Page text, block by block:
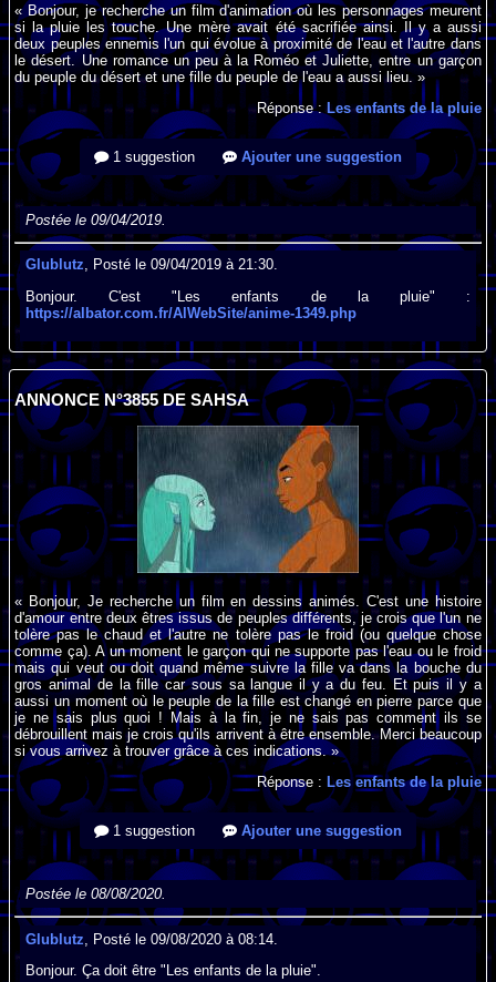
« Bonjour, je recherche un film d'animation où les personnages meurent
si la pluie les touche. Une mère avait été sacrifiée ainsi. Il y a aussi
deux peuples ennemis l'un qui évolue à proximité de l'eau et l'autre dans
le désert. Une romance un peu à la Roméo et Juliette, entre un garçon
du peuple du désert et une fille du peuple de l'eau a aussi lieu. »
Réponse :Les enfants de la pluie
1 suggestion Ajouter une suggestion
Postée le 09/04/2019.
Glublutz, Posté le 09/04/2019 à 21:30.
Bonjour. C'est "Les enfants de la pluie" :
https://albator.com.fr/AlWebSite/anime-1349.php
ANNONCE N°3855 DE SAHSA
« Bonjour, Je recherche un film en dessins animés. C'est une histoire
d'amour entre deux êtres issus de peuples différents, je crois que l'un ne
tolère pas le chaud et l'autre ne tolère pas le froid (ou quelque chose
comme ça). A un moment le garçon qui ne supporte pas l'eau ou le froid
mais qui veut ou doit quand même suivre la fille va dans la bouche du
gros animal de la fille car sous sa langue il y a du feu. Et puis il y a
aussi un moment où le peuple de la fille est changé en pierre parce que
je ne sais plus quoi ! Mais à la fin, je ne sais pas comment ils se
débrouillent mais je crois qu'ils arrivent à être ensemble. Merci beaucoup
si vous arrivez à trouver grâce à ces indications. »
Réponse : Les enfants de la pluie
1 suggestion Ajouter une suggestion
Postée le 08/08/2020.
Glublutz , Posté le 09/08/2020 à 08:14.
Bonjour. Ça doit être "Les enfants de la pluie".